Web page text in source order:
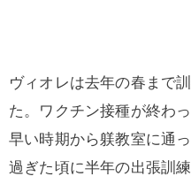
ヴィオレは去年の春まで
た。ワクチン接種が終わ
早い時期から躾教室に通
過ぎた頃に半年の出張訓